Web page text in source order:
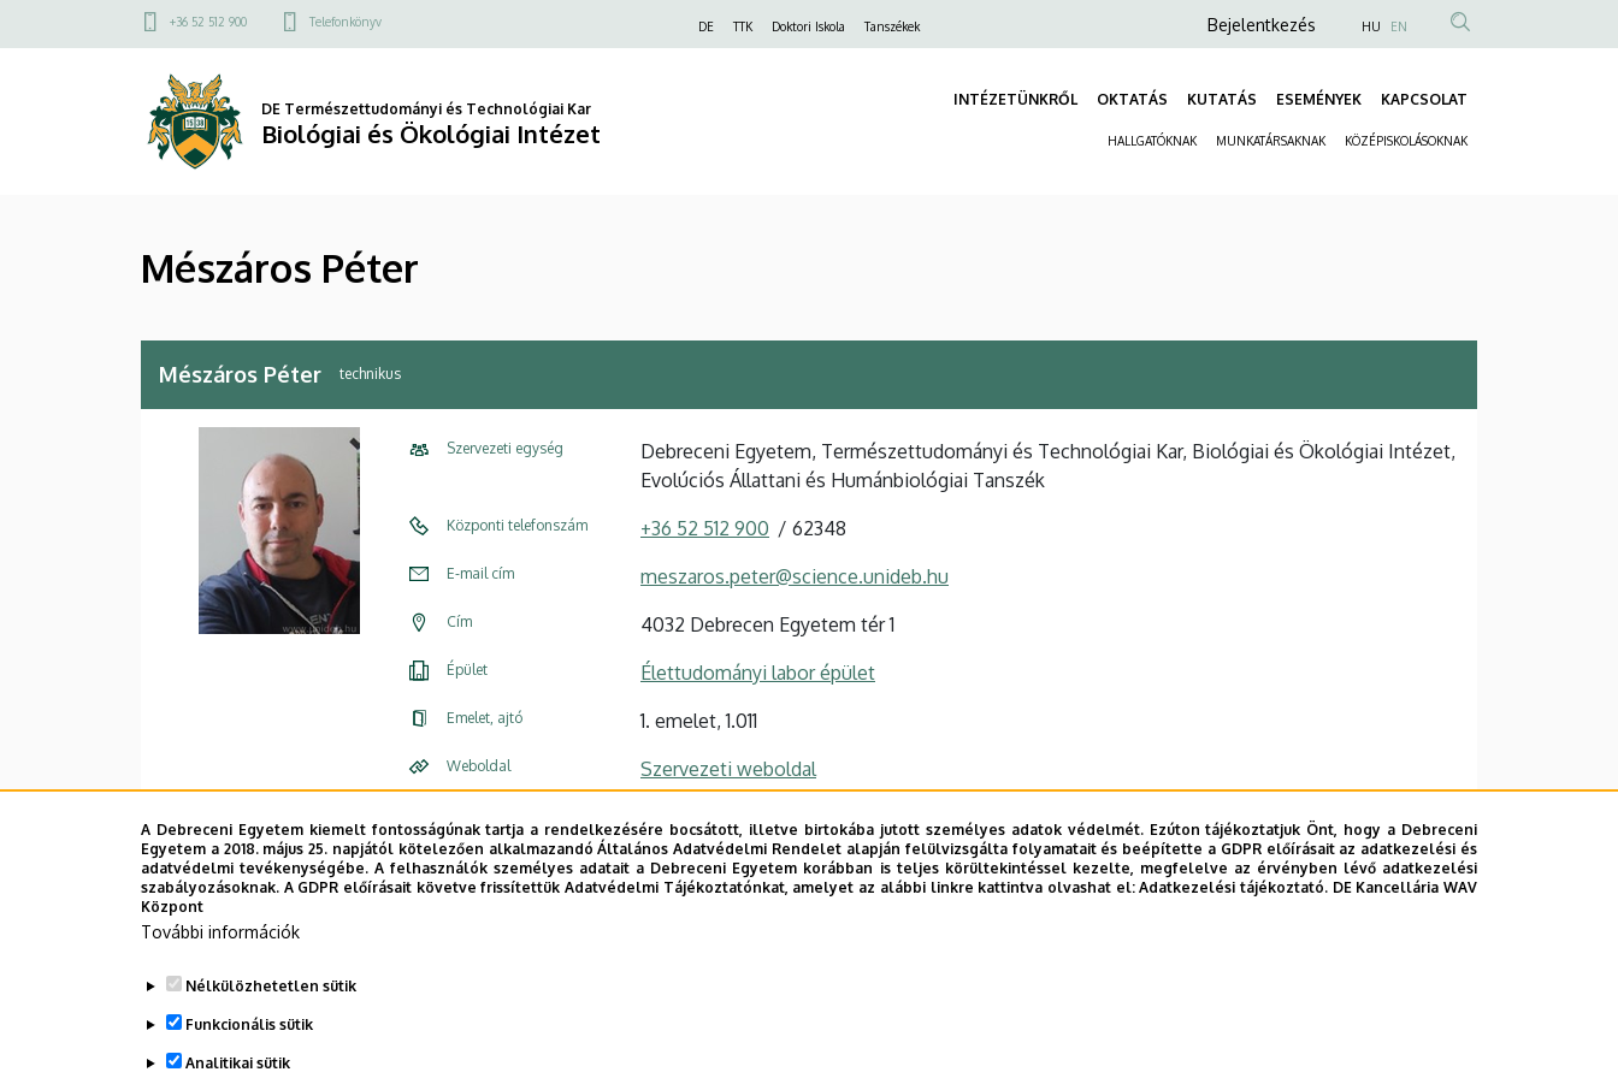
Mészáros
Ökológiai
a
Felső
menü
+36 52 512 900 Telefonkönyv DE TTK Doktori Iskola Tanszékek
Anonim
fiók
menüje
Bejelentkezés HU EN
DE Természettudományi és Technológiai Kar
Biológiai és Ökológiai Intézet
INTÉZETÜNKRŐL OKTATÁS KUTATÁS ESEMÉNYEK KAPCSOLAT
HALLGATÓKNAK MUNKATÁRSAKNAK KÖZÉPISKOLÁSOKNAK
Mészáros Péter
Mészáros Péter technikus
Szervezeti egység
Debreceni Egyetem, Természettudományi és Technológiai Kar, Biológiai és Ökológiai Intézet,
Evolúciós Állattani és Humánbiológiai Tanszék
Központi telefonszám +36 52 512 900 62348
E-mail cím meszaros.peter@science.unideb.hu
Cím 4032 Debrecen Egyetem tér 1
Épület Élettudományi labor épület
Emelet, ajtó 1. emelet, 1.011
Weboldal Szervezeti weboldal
A Debreceni Egyetem kiemelt fontosságúnak tartja a rendelkezésére bocsátott, illetve birtokába jutott személyes adatok védelmét. Ezúton tájékoztatjuk Önt, hogy a Debreceni
Egyetem a 2018. május 25. napjától kötelezően alkalmazandó Általános Adatvédelmi Rendelet alapján felülvizsgálta folyamatait és beépítette a GDPR előírásait az adatkezelési és
adatvédelmi tevékenységébe. A felhasználók személyes adatait a Debreceni Egyetem korábban is teljes körültekintéssel kezelte, megfelelve az érvényben lévő adatkezelési
szabályozásoknak. A GDPR előírásait követve frissítettük Adatvédelmi Tájékoztatónkat, amelyet az alábbi linkre kattintva olvashat el:Adatkezelési tájékoztató. DE Kancellária WAV
Központ
További információk
Nélkülözhetetlen sütik
Funkcionális sütik
Analitikai sütik